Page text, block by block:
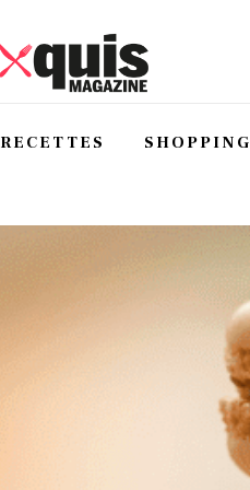
RECETTES SHOPPING